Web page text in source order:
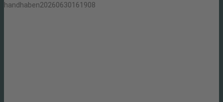
handhaben20260630161908